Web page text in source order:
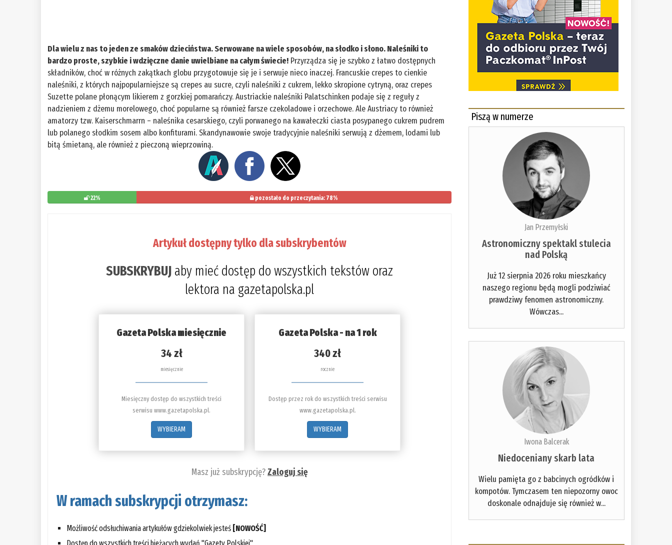
Dla wielu z nas to jeden ze smaków dzieciństwa. Serwowane na wiele sposobów, na słodko i słono. Naleśniki to
bardzo proste, szybkie i wdzięczne danie uwielbiane na całym świecie! Przyrządza się je szybko z łatwo dostępnych
składników, choć w różnych zakątkach globu przygotowuje się je i serwuje nieco inaczej. Francuskie crepes to cienkie
naleśniki, z których najpopularniejsze są crepes au sucre, czyli naleśniki z cukrem, lekko skropione cytryną, oraz crepes
Suzette polane płonącym likierem z gorzkiej pomarańczy. Austriackie naleśniki Palatschinken podaje się z reguły z
nadzieniem z dżemu morelowego, choć popularne są również farsze czekoladowe i orzechowe. Ale Austriacy to również
amatorzy tzw. Kaiserschmarrn – naleśnika cesarskiego, czyli porwanego na kawałeczki ciasta posypanego cukrem pudrem
lub polanego słodkim sosem albo konfiturami. Skandynawowie swoje tradycyjnie naleśniki serwują z dżemem, lodami lub
bitą śmietaną, ale również z pieczoną wieprzowiną.
22% pozostało do przeczytania: 78%
Artykuł dostępny tylko dla subskrybentów
SUBSKRYBUJ aby mieć dostęp do wszystkich tekstów oraz
lektora na gazetapolska.pl
Gazeta Polska miesięcznie
34 zł
miesięcznie
Miesięczny dostęp do wszystkich treści
serwisu www.gazetapolska.pl.
WYBIERAM
Gazeta Polska - na 1 rok
340 zł
rocznie
Dostęp przez rok do wszystkich treści serwisu
www.gazetapolska.pl.
WYBIERAM
Masz już subskrypcję?Zaloguj się
W ramach subskrypcji otrzymasz:
Możliwość odsłuchiwania artykułów gdziekolwiek jesteś [NOWOŚĆ]
Piszą w numerze
Jan Przemyłski
Astronomiczny spektakl stulecia
nad Polską
Już 12 sierpnia 2026 roku mieszkańcy
naszego regionu będą mogli podziwiać
prawdziwy fenomen astronomiczny.
Wówczas...
Iwona Balcerak
Niedoceniany skarb lata
Wielu pamięta go z babcinych ogródków i
kompotów. Tymczasem ten niepozorny owoc
doskonale odnajduje się również w...